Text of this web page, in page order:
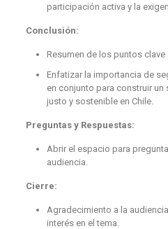
participación activa y la
Conclusión:
Resumen de los puntos
Enfatizar la importancia de
en conjunto para construir
justo y sostenible en Chile.
Preguntas y Respuestas:
Abrir el espacio para
audiencia.
Cierre:
Agradecimiento a la
interés en el tema.